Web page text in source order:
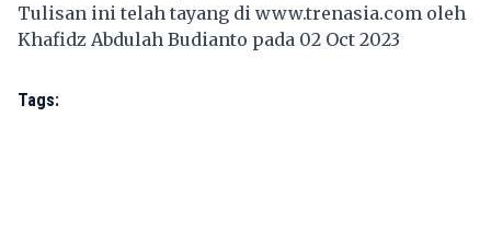
Tulisan ini telah tayang di www.trenasia.com oleh
Khafidz Abdulah Budianto pada 02 Oct 2023
Tags: